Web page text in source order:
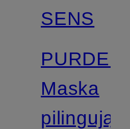
SENS
PURDERM
Maska
pilingująca